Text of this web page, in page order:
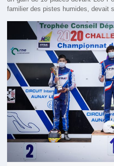
familier des pistes humides, devait